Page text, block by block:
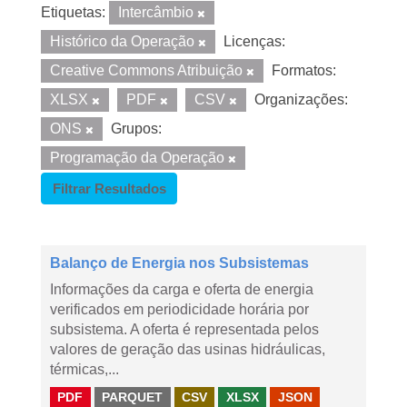
Etiquetas:
Intercâmbio
Histórico da Operação
Licenças:
Creative Commons Atribuição
Formatos:
XLSX
PDF CSV
Organizações:
ONS
Grupos:
Programação da Operação
Filtrar Resultados
Balanço de Energia nos Subsistemas
Informações da carga e oferta de energia
verificados em periodicidade horária por
subsistema. A oferta é representada pelos
valores de geração das usinas hidráulicas,
térmicas,...
PDF PARQUET CSV XLSX JSON